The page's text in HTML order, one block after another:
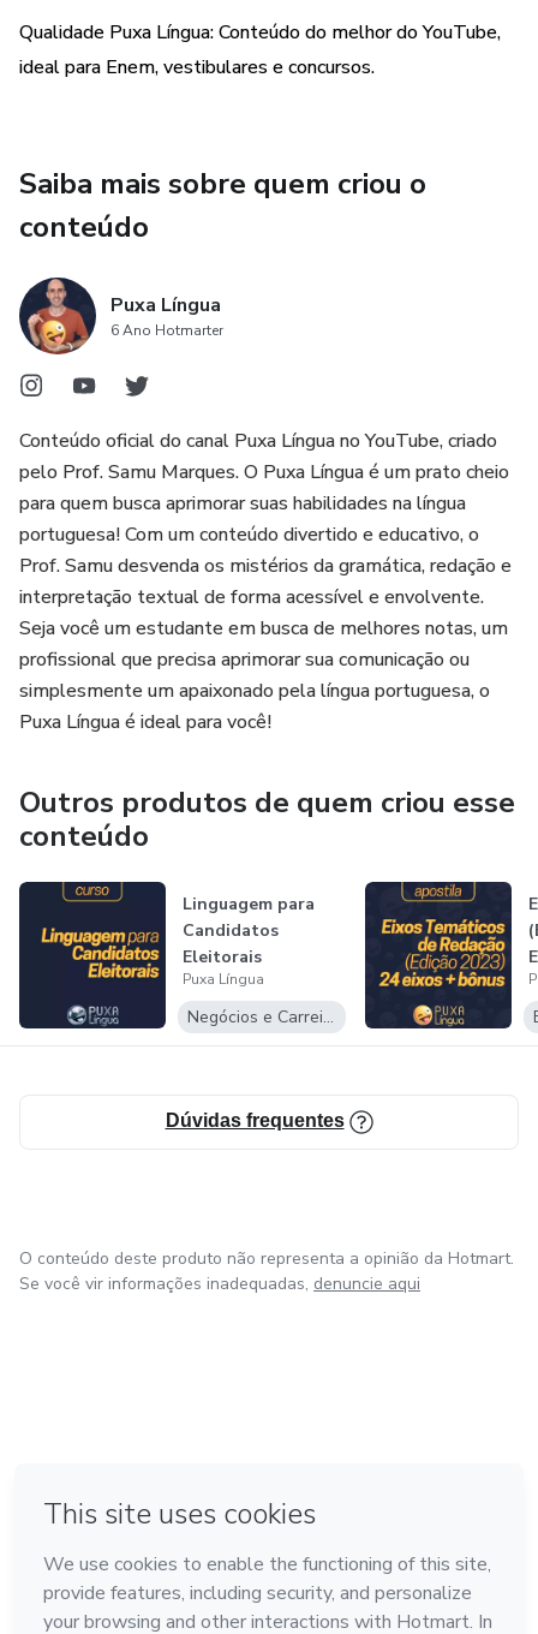
Qualidade Puxa Língua: Conteúdo do melhor do YouTube,
ideal para Enem, vestibulares e concursos.
Saiba mais sobre quem criou o
conteúdo
Puxa Língua
6 Ano Hotmarter
Conteúdo oficial do canal Puxa Língua no YouTube, criado
pelo Prof. Samu Marques. O Puxa Língua é um prato cheio
para quem busca aprimorar suas habilidades na língua
portuguesa! Com um conteúdo divertido e educativo, o
Prof. Samu desvenda os mistérios da gramática, redação e
interpretação textual de forma acessível e envolvente.
Seja você um estudante em busca de melhores notas, um
profissional que precisa aprimorar sua comunicação ou
simplesmente um apaixonado pela língua portuguesa, o
Puxa Língua é ideal para você!
Outros produtos de quem criou esse
conteúdo
Linguagem para
Candidatos
Eleitorais
Puxa Língua
Negócios e Carreira
Dúvidas frequentes
O conteúdo deste produto não representa a opinião da Hotmart.
Se você vir informações inadequadas, denuncie aqui
Feito com ❤ em Amsterdam